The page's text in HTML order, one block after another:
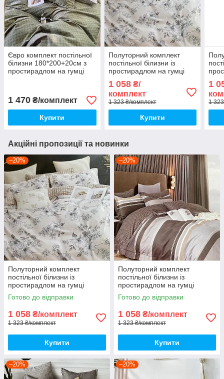
Євро комплект постільної
білизни 180*200+20см з
простирадлом на гумці
1 470 ₴/комплект
Купити
Полуторний комплект
постільної білизни із
простирадлом на гумці
150*220см. Постільна
білизна з фланелі
1 058₴/
комплект
1 323 ₴/комплект
Купити
1
1
Акційні пропозиції та новинки
–20%
Полуторний комплект
постільної білизни із
простирадлом на гумці
150*220см. Постільна білизна
з фланелі
Готово до відправки
1 058 ₴/комплект
1 323 ₴/комплект
Купити
–20%
Полуторний комплект
постільної білизни із
простирадлом на гумці
150*220см. Постільна білизна
з фланелі
Готово до відправки
1 058 ₴/комплект
1 323 ₴/комплект
Купити
–20% –20%